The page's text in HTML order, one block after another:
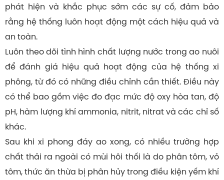
phát hiện và khắc phục sớm các sự cố, đảm bảo
rằng hệ thống luôn hoạt động một cách hiệu quả và
an toàn.
Luôn theo dõi tình hình chất lượng nước trong ao nuôi
để đánh giá hiệu quả hoạt động của hệ thống xi
phông, từ đó có những điều chỉnh cần thiết. Điều này
có thể bao gồm việc đo đạc mức độ oxy hòa tan, độ
pH, hàm lượng khí ammonia, nitrit, nitrat và các chỉ số
khác.
Sau khi xi phong đáy ao xong, có nhiều trường hợp
chất thải ra ngoài có mùi hôi thối là do phân tôm, vỏ
tôm, thức ăn thừa bị phân hủy trong điều kiện yếm khí